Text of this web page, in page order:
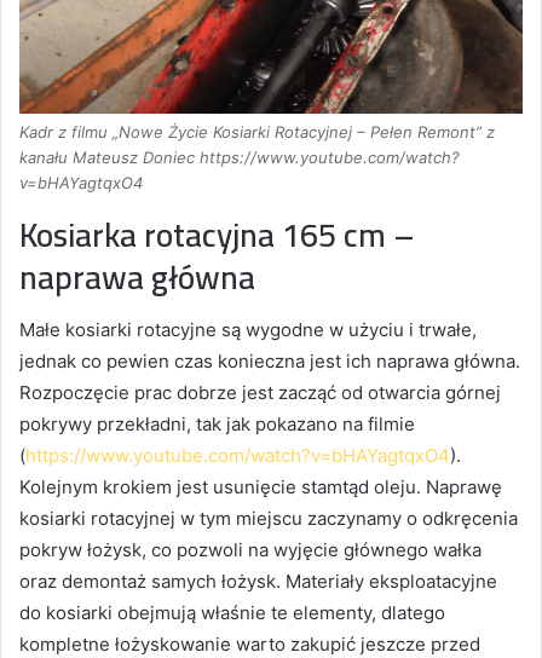
Kadr z filmu „Nowe Życie Kosiarki Rotacyjnej – Pełen Remont” z
kanału Mateusz Doniec https://www.youtube.com/watch?
v=bHAYagtqxO4
Kosiarka rotacyjna 165 cm –
naprawa główna
Małe kosiarki rotacyjne są wygodne w użyciu i trwałe,
jednak co pewien czas konieczna jest ich naprawa główna.
Rozpoczęcie prac dobrze jest zacząć od otwarcia górnej
pokrywy przekładni, tak jak pokazano na filmie
(https://www.youtube.com/watch?v=bHAYagtqxO4).
Kolejnym krokiem jest usunięcie stamtąd oleju. Naprawę
kosiarki rotacyjnej w tym miejscu zaczynamy o odkręcenia
pokryw łożysk, co pozwoli na wyjęcie głównego wałka
oraz demontaż samych łożysk. Materiały eksploatacyjne
do kosiarki obejmują właśnie te elementy, dlatego
kompletne łożyskowanie warto zakupić jeszcze przed